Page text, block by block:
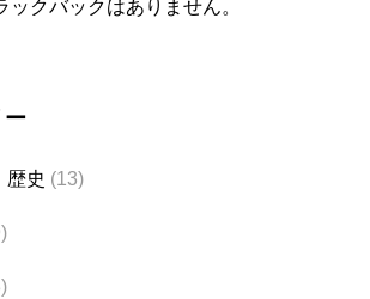
ックバックはありません。
ー
歴史 (13)